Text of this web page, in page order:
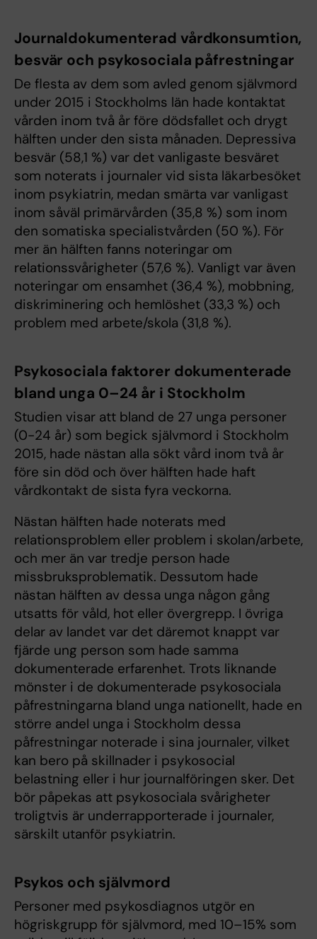
Journaldokumenterad vårdkonsumtion,
besvär och psykosociala påfrestningar
De flesta av dem som avled genom självmord
under 2015 i Stockholms län hade kontaktat
vården inom två år före dödsfallet och drygt
hälften under den sista månaden. Depressiva
besvär (58,1 %) var det vanligaste besväret
som noterats i journaler vid sista läkarbesöket
inom psykiatrin, medan smärta var vanligast
inom såväl primärvården (35,8 %) som inom
den somatiska specialistvården (50 %). För
mer än hälften fanns noteringar om
relationssvårigheter (57,6 %). Vanligt var även
noteringar om ensamhet (36,4 %), mobbning,
diskriminering och hemlöshet (33,3 %) och
problem med arbete/skola (31,8 %).
Psykosociala faktorer dokumenterade
bland unga 0–24 år i Stockholm
Studien visar att bland de 27 unga personer
(0-24 år) som begick självmord i Stockholm
2015, hade nästan alla sökt vård inom två år
före sin död och över hälften hade haft
vårdkontakt de sista fyra veckorna.
Nästan hälften hade noterats med
relationsproblem eller problem i skolan/arbete,
och mer än var tredje person hade
missbruksproblematik. Dessutom hade
nästan hälften av dessa unga någon gång
utsatts för våld, hot eller övergrepp. I övriga
delar av landet var det däremot knappt var
fjärde ung person som hade samma
dokumenterade erfarenhet. Trots liknande
mönster i de dokumenterade psykosociala
påfrestningarna bland unga nationellt, hade en
större andel unga i Stockholm dessa
påfrestningar noterade i sina journaler, vilket
kan bero på skillnader i psykosocial
belastning eller i hur journalföringen sker. Det
bör påpekas att psykosociala svårigheter
troligtvis är underrapporterade i journaler,
särskilt utanför psykiatrin.
Psykos och självmord
Personer med psykosdiagnos utgör en
högriskgrupp för självmord, med 10–15% som